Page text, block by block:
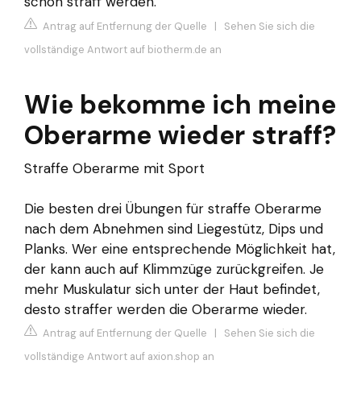
Antrag auf Entfernung der Quelle | Sehen Sie sich die
vollständige Antwort auf biotherm.de an
Wie bekomme ich meine
Oberarme wieder straff?
Straffe Oberarme mit Sport
Die besten drei Übungen für straffe Oberarme
nach dem Abnehmen sind Liegestütz, Dips und
Planks. Wer eine entsprechende Möglichkeit hat,
der kann auch auf Klimmzüge zurückgreifen. Je
mehr Muskulatur sich unter der Haut befindet,
desto straffer werden die Oberarme wieder.
Antrag auf Entfernung der Quelle | Sehen Sie sich die
vollständige Antwort auf axion.shop an